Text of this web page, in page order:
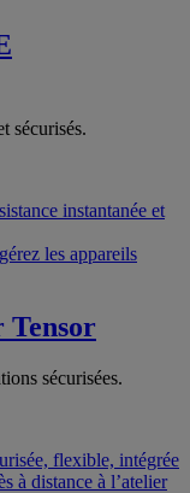
sécurisés.
instantanée et
les appareils
Tensor
sécurisées.
flexible, intégrée
à distance à l’atelier